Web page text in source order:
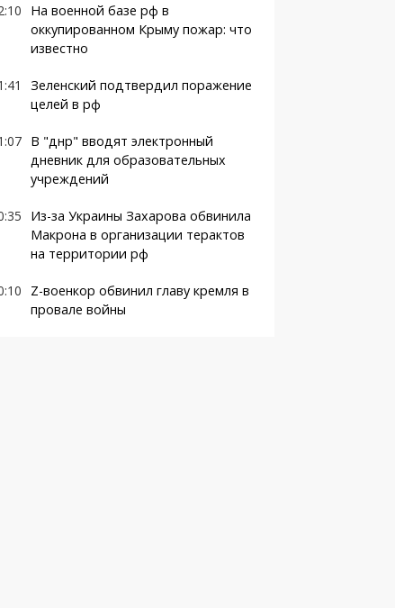
На военной базе рф в
оккупированном Крыму пожар: что
известно
Зеленский подтвердил поражение
целей в рф
В "днр" вводят электронный
дневник для образовательных
учреждений
Из-за Украины Захарова обвинила
Макрона в организации терактов
на территории рф
Z-военкор обвинил главу кремля в
провале войны